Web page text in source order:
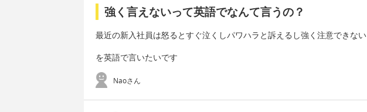
強く言えないって英語でなんて言うの？
最近の新入社員は怒るとすぐ泣くしパワハラと訴えるし強く注意できない
を英語で言いたいです
Naoさん